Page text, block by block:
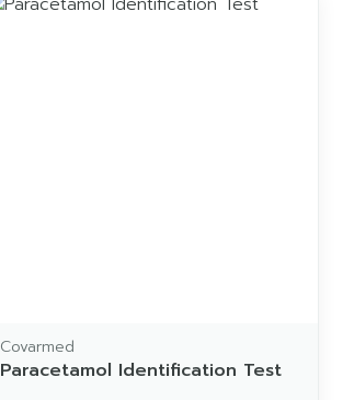
Covarmed
Paracetamol Identification Test